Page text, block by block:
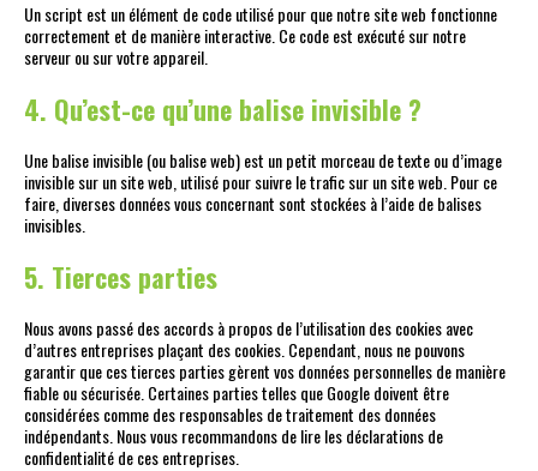
Un script est un élément de code utilisé pour que notre site web fonctionne
correctement et de manière interactive. Ce code est exécuté sur notre
serveur ou sur votre appareil.
4. Qu’est-ce qu’une balise invisible ?
Une balise invisible (ou balise web) est un petit morceau de texte ou d’image
invisible sur un site web, utilisé pour suivre le trafic sur un site web. Pour ce
faire, diverses données vous concernant sont stockées à l’aide de balises
invisibles.
5. Tierces parties
Nous avons passé des accords à propos de l’utilisation des cookies avec
d’autres entreprises plaçant des cookies. Cependant, nous ne pouvons
garantir que ces tierces parties gèrent vos données personnelles de manière
fiable ou sécurisée. Certaines parties telles que Google doivent être
considérées comme des responsables de traitement des données
indépendants. Nous vous recommandons de lire les déclarations de
confidentialité de ces entreprises.